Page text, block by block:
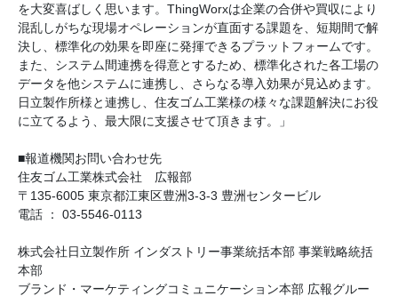
を大変喜ばしく思います。ThingWorxは企業の合併や買収により
混乱しがちな現場オペレーションが直面する課題を、短期間で解
決し、標準化の効果を即座に発揮できるプラットフォームです。
また、システム間連携を得意とするため、標準化された各工場の
データを他システムに連携し、さらなる導入効果が見込めます。
日立製作所様と連携し、住友ゴム工業様の様々な課題解決にお役
に立てるよう、最大限に支援させて頂きます。」
■報道機関お問い合わせ先
住友ゴム工業株式会社 広報部
〒135-6005 東京都江東区豊洲3-3-3 豊洲センタービル
電話 ： 03-5546-0113
株式会社日立製作所 インダストリー事業統括本部 事業戦略統括
本部
ブランド・マーケティングコミュニケーション本部 広報グルー